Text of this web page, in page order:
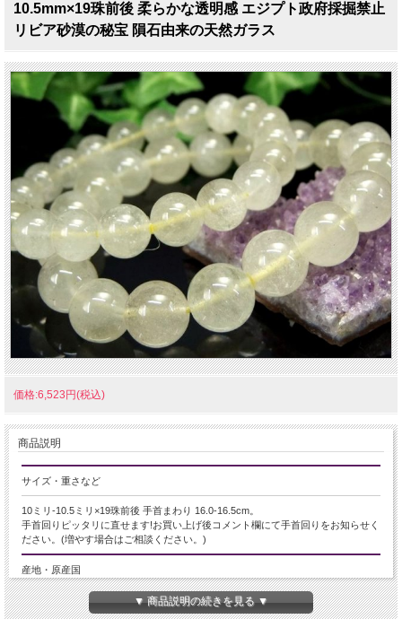
10.5mm×19珠前後 柔らかな透明感 エジプト政府採掘禁止
リビア砂漠の秘宝 隕石由来の天然ガラス
価格:6,523円(税込)
商品説明
サイズ・重さなど
10ミリ-10.5ミリ×19珠前後 手首まわり 16.0-16.5cm。
手首回りピッタリに直せます!お買い上げ後コメント欄にて手首回りをお知らせく
ださい。(増やす場合はご相談ください。)
産地・原産国
エジプトサハラ砂漠産 ▼ 商品説明の続きを見る ▼